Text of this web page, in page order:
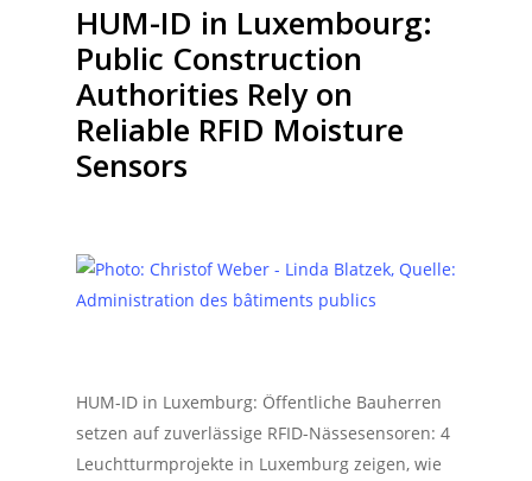
HUM-ID in Luxembourg:
Public Construction
Authorities Rely on
Reliable RFID Moisture
Sensors
HUM-ID in Luxemburg: Öffentliche Bauherren
setzen auf zuverlässige RFID-Nässesensoren: 4
Leuchtturmprojekte in Luxemburg zeigen, wie